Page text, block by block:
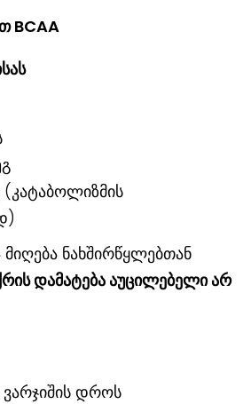
BCAA
ნახშირწყლებთან
დამატება აუცილებელი არ
დროს